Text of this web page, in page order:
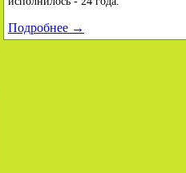
Подробнее →